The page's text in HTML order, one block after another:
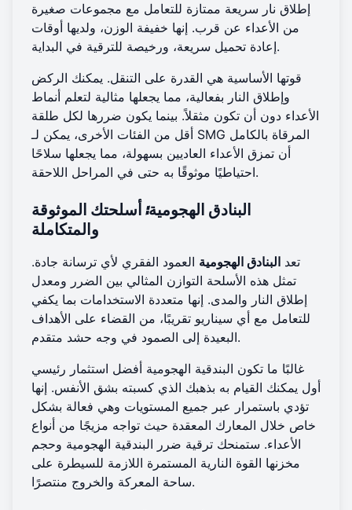
إطلاق نار سريعة ممتازة للتعامل مع مجموعات صغيرة
من الأعداء عن قرب. إنها خفيفة الوزن، ولديها أوقات
إعادة تحميل سريعة، ورخيصة للترقية في البداية.
قوتها الأساسية هي القدرة على التنقل. يمكنك الركض
وإطلاق النار بفعالية، مما يجعلها مثالية لتعلم أنماط
الأعداء دون أن تكون مثقلاً. بينما يكون ضررها لكل طلقة
أقل من الفئات الأخرى، يمكن لـ SMG المرقاة بالكامل
أن تمزق الأعداء العاديين بسهولة، مما يجعلها سلاحًا
احتياطيًا موثوقًا به حتى في المراحل اللاحقة.
البنادق الهجومية: أسلحتك الموثوقة
والمتكاملة
تعد البنادق الهجومية العمود الفقري لأي ترسانة جادة.
تمثل هذه الأسلحة التوازن المثالي بين الضرر ومعدل
إطلاق النار والمدى. إنها متعددة الاستخدامات بما يكفي
للتعامل مع أي سيناريو تقريبًا، من القضاء على الأهداف
البعيدة إلى الصمود في وجه حشد متقدم.
غالبًا ما تكون البندقية الهجومية أفضل استثمار رئيسي
أول يمكنك القيام به بذهبك الذي كسبته بشق الأنفس. إنها
تؤدي باستمرار عبر جميع المستويات وهي فعالة بشكل
خاص خلال المعارك المعقدة حيث تواجه مزيجًا من أنواع
الأعداء. ستمنحك ترقية ضرر البندقية الهجومية وحجم
مخزنها القوة النارية المستمرة اللازمة للسيطرة على
ساحة المعركة والخروج منتصرًا.